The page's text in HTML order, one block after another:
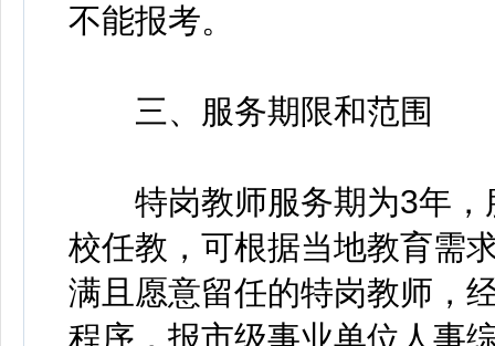
不能报考。
三、服务期限和范围
特岗教师服务期为3年，
校任教，可根据当地教育需
满且愿意留任的特岗教师，
程序，报市级事业单位人事